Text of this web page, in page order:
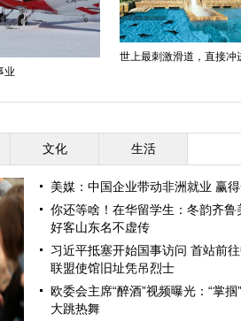
业
世上最刺激滑道，直接冲
文化 生活
美媒：中国企业带动非洲就业 赢
你还等啥！在华留学生：冬韵齐鲁
好客山东名不虚传
习近平抵塞开始国事访问 首站前
联盟使馆旧址凭吊烈士
欧委会主席“醉酒”视频曝光：“掌掴
大跳热舞